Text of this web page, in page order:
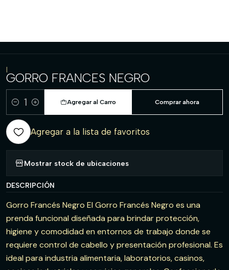
|
GORRO FRANCES NEGRO
Cantidad
Agregar al Carro Comprar ahora
Agregar a la lista de favoritos
Mostrar stock de ubicaciones
DESCRIPCIÓN
Gorro Francés Negro El Gorro Francés Negro es una
prenda funcional diseñada para brindar protección,
higiene y comodidad en entornos de trabajo donde se
requiere control de cabello y presentación profesional. Es
ideal para industria alimentaria, laboratorios, casinos,